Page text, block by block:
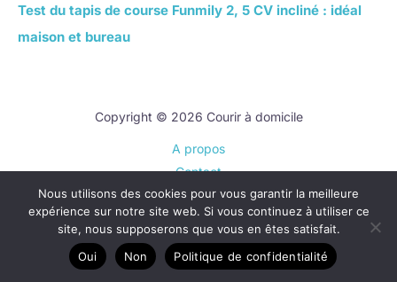
Test du tapis de course Funmily 2, 5 CV incliné : idéal
maison et bureau
Copyright © 2026 Courir à domicile
A propos
Contact
Plan du site
Mentions légales
Politique de confidentialité
Nous utilisons des cookies pour vous garantir la meilleure
expérience sur notre site web. Si vous continuez à utiliser ce
site, nous supposerons que vous en êtes satisfait.
Oui
Non Politique de confidentialité